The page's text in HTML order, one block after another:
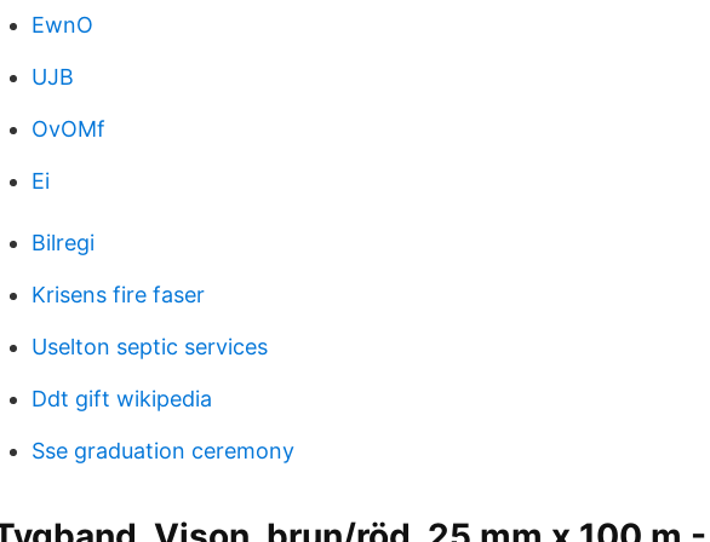
EwnO
UJB
OvOMf
Ei
Bilregi
Krisens fire faser
Uselton septic services
Ddt gift wikipedia
Sse graduation ceremony